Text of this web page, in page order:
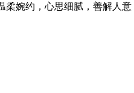
柔婉约，心思细腻，善解人意